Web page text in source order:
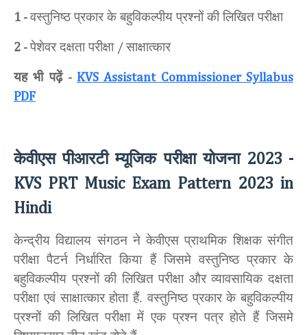
1 - वस्तुनिष्ठ प्रकार के बहुविकल्पीय प्रश्नों की लिखित परीक्षा
2 - पेशेवर दक्षता परीक्षा / साक्षात्कार
यह भी पढ़ें - KVS Assistant Commissioner Syllabus
PDF
केवीएस पीआरटी म्यूजिक परीक्षा योजना 2023 -
KVS PRT Music Exam Pattern 2023 in
Hindi
केन्द्रीय विद्यालय संगठन ने केवीएस प्राथमिक शिक्षक संगीत
परीक्षा पैटर्न निर्धारित किया हैं जिसमे वस्तुनिष्ठ प्रकार के
बहुविकल्पीय प्रश्नों की लिखित परीक्षा और व्यावसायिक दक्षता
परीक्षा एवं साक्षात्कार होता हैं. वस्तुनिष्ठ प्रकार के बहुविकल्पीय
प्रश्नों की लिखित परीक्षा में एक प्रश्न पत्र होते हैं जिसमे